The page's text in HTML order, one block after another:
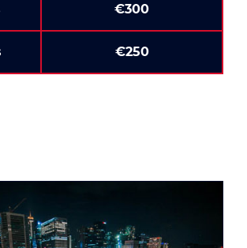
€300
€250